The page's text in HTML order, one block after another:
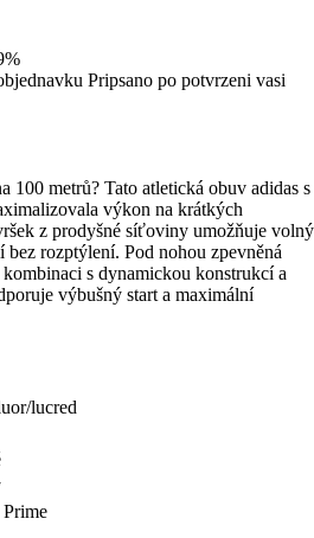
Pripsano po potvrzeni vasi
100 metrů? Tato atletická obuv adidas s
výkon na krátkých
z prodyšné síťoviny umožňuje volný
rozptýlení. Pod nohou zpevněná
s dynamickou konstrukcí a
výbušný start a maximální
lucred